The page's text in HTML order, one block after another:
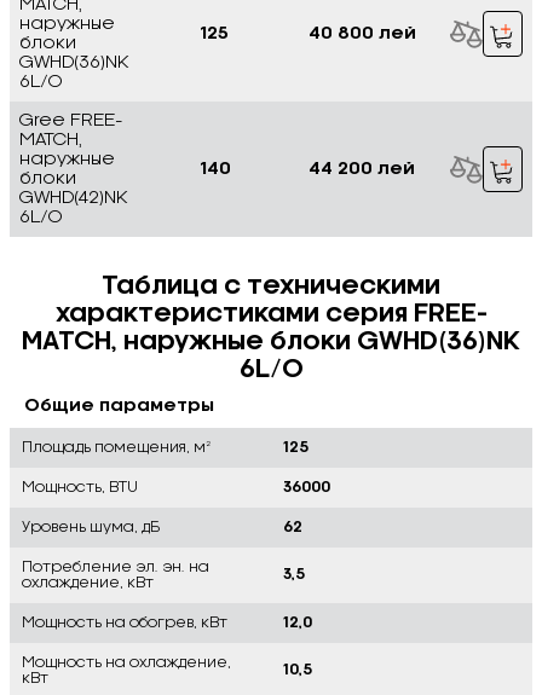
MATCH,
наружные
блоки
GWHD(36)NK
6L/O
125 40 800 лей
Gree FREE-
MATCH,
наружные
блоки
GWHD(42)NK
6L/O
140 44 200 лей
Таблица с техническими
характеристиками серия FREE-
MATCH, наружные блоки GWHD(36)NK
6L/O
Общие параметры
Площадь помещения, м² 125
Мощность, BTU 36000
Уровень шума, дБ 62
Потребление эл. эн. на
охлаждение, кВт
3,5
Мощность на обогрев, кВт 12,0
Мощность на охлаждение,
кВт
10,5